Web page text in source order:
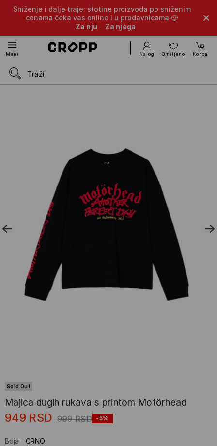
Sniženje i dalje traje: stotine proizvoda po sniženim
cenama čeka vas online i u prodavnicama 🤑
Za nju
Za njega
Meni Nalog Omiljeno Korpa
Sold Out
Majica dugih rukava s printom Motörhead
949 RSD 999 RSD -5%
Boja - CRNO